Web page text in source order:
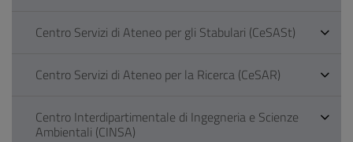
Centro Servizi di Ateneo per gli Stabulari (CeSASt)
Centro Servizi di Ateneo per la Ricerca (CeSAR)
Centro Interdipartimentale di Ingegneria e Scienze
Ambientali (CINSA)